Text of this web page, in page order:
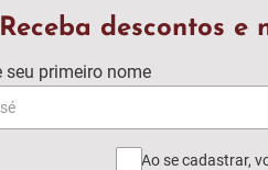
Receba descontos e
Ao se cadastrar,